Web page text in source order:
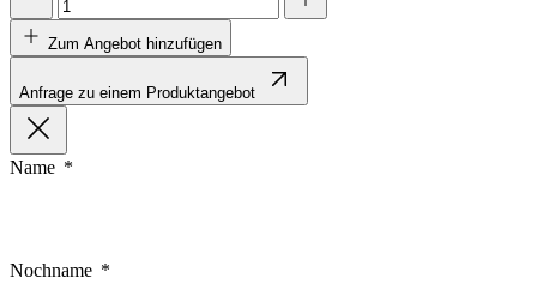
Zum Angebot hinzufügen
Anfrage zu einem Produktangebot
Name
Nochname